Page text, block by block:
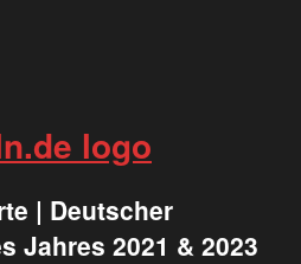
| Deutscher
Jahres 2021 & 2023